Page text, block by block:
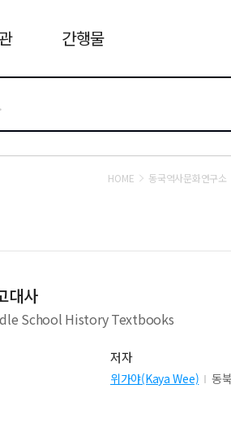
간행물
HOME 동국역사문화연구소
대사
School History Textbooks
저자
위가야(Kaya Wee) 동